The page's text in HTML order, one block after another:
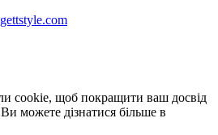
cookie, щоб покращити ваш досвід
можете дізнатися більше в